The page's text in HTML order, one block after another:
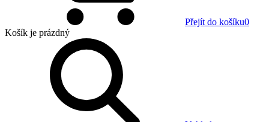
Přejít do košíku0
Košík je prázdný